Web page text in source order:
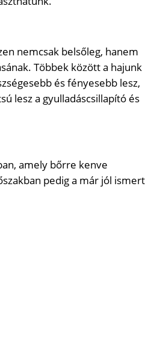
nemcsak belsőleg, hanem
Többek között a hajunk
és fényesebb lesz,
lesz a gyulladáscsillapító és
amely bőrre kenve
pedig a már jól ismert